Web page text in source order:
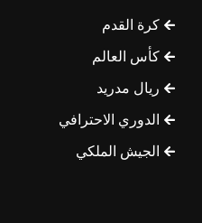
كرة القدم
كأس العالم
ريال مدريد
الدوري الاحترافي
الجيش الملكي